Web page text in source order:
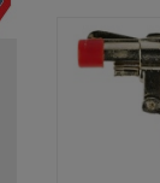
Loco Toys